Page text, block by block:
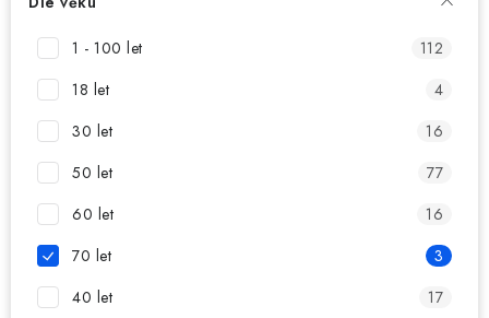
OKAMŽITĚ K ODBĚRU
B2B
MÁM SRDCE POMÁHÁM
VÁNOCE
PROVIZNÍ SYSTÉM
1 - 100 let
112
18 let
4
30 let
16
50 let
77
60 let
16
70 let
3
40 let
17